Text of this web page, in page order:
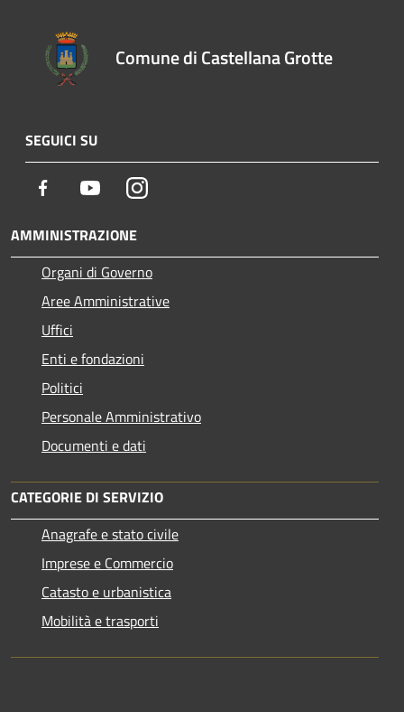
Comune di Castellana Grotte
SEGUICI SU
Facebook YoutubeInstagram
AMMINISTRAZIONE
Organi di Governo
Aree Amministrative
Uffici
Enti e fondazioni
Politici
Personale Amministrativo
Documenti e dati
CATEGORIE DI SERVIZIO
Anagrafe e stato civile
Imprese e Commercio
Catasto e urbanistica
Mobilità e trasporti